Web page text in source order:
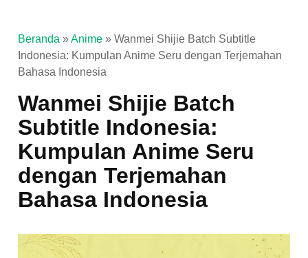
Beranda »Anime »Wanmei Shijie Batch Subtitle
Indonesia: Kumpulan Anime Seru dengan Terjemahan
Bahasa Indonesia
Wanmei Shijie Batch
Subtitle Indonesia:
Kumpulan Anime Seru
dengan Terjemahan
Bahasa Indonesia